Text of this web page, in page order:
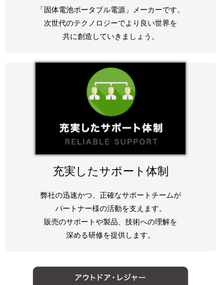
「固体電池ポータブル電源」メーカーです。
次世代のテクノロジーでより良い世界を
共に創造していきましょう。
充実したサポート体制
弊社の迅速かつ、正確なサポートチームが
パートナー様の活動を支えます。
販売のサポートや製品、技術への理解を
深める研修を提供します。